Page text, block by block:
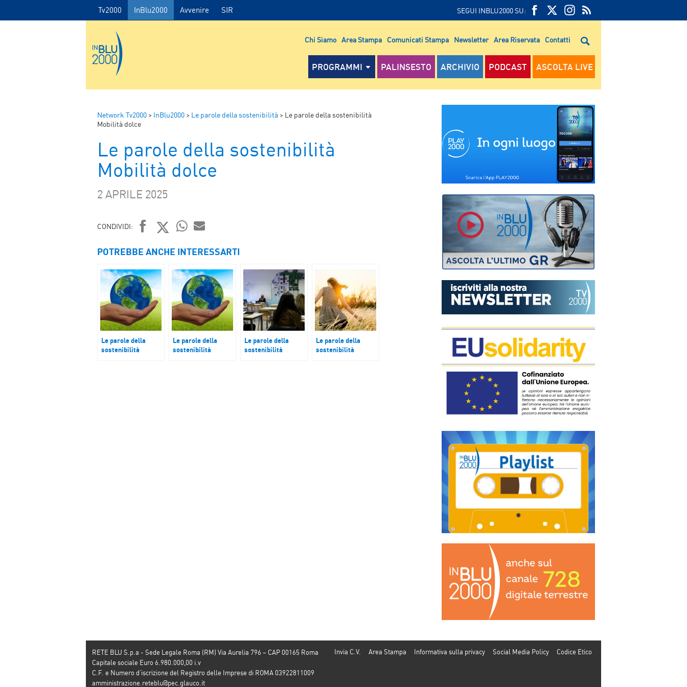
Tv2000 InBlu2000 Avvenire SIR SEGUI INBLU2000 SU:
FEED
RSS
RSS
Chi Siamo Area Stampa Comunicati Stampa Newsletter Area Riservata Contatti
PROGRAMMI PALINSESTO ARCHIVIO PODCAST ASCOLTA LIVE
Network Tv2000 > InBlu2000 > Le parole della sostenibilità > Le parole della sostenibilità
Mobilità dolce
Le parole della sostenibilità
Mobilità dolce
2 APRILE 2025
CONDIVIDI:
FACEBOOK
TWITTER
WHATSAPP
MAIL
POTREBBE ANCHE INTERESSARTI
Le parole della
sostenibilità
Le parole della
sostenibilità
Le parole della
sostenibilità
Le parole della
sostenibilità
Invia C.V. Area Stampa Informativa sulla privacy Social Media Policy Codice Etico
RETE BLU S.p.a - Sede Legale Roma (RM) Via Aurelia 796 – CAP 00165 Roma
Capitale sociale Euro 6.980.000,00 i.v
C.F. e Numero d’iscrizione del Registro delle Imprese di ROMA 03922811009
amministrazione.reteblu@pec.glauco.it